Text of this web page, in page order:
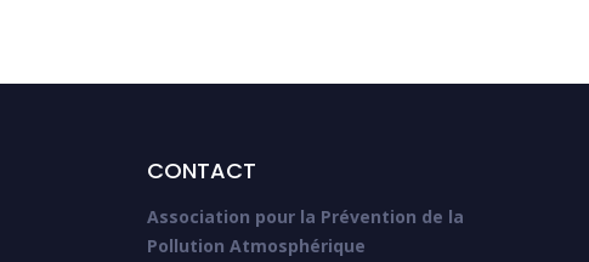
CONTACT
Association pour la Prévention de la
Pollution Atmosphérique